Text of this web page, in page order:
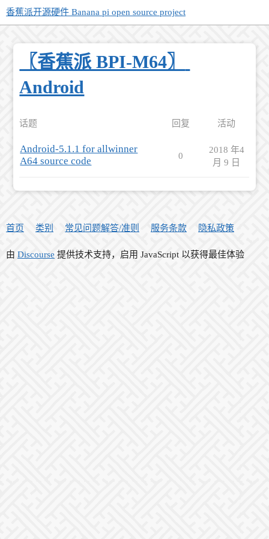
香蕉派开源硬件 Banana pi open source project
〖香蕉派 BPI-M64〗
Android
话题 回复 活动
Android-5.1.1 for allwinner
A64 source code
0
2018 年4
月 9 日
首页 类别 常见问题解答/准则 服务条款 隐私政策
由 Discourse 提供技术支持，启用 JavaScript 以获得最佳体验